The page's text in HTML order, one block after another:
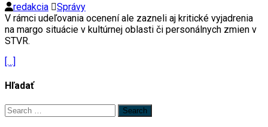
redakcia
Správy
V rámci udeľovania ocenení ale zazneli aj kritické vyjadrenia
na margo situácie v kultúrnej oblasti či personálnych zmien v
STVR.
[…]
Hľadať
Search
for: